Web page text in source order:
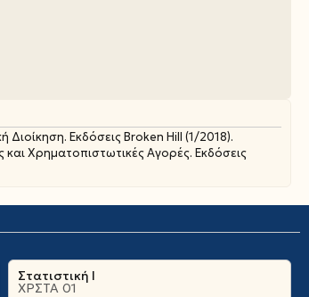
Διοίκηση. Εκδόσεις Broken Hill (1/2018).
Χρηματοπιστωτικές Αγορές. Εκδόσεις
Στατιστική Ι
ΧΡΣΤΑ 01